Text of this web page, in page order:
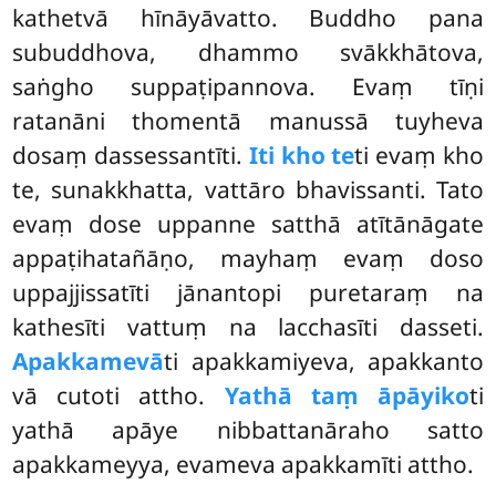
kathetvā hīnāyāvatto. Buddho pana
subuddhova, dhammo svākkhātova,
saṅgho suppaṭipannova. Evaṃ tīṇi
ratanāni thomentā manussā tuyheva
dosaṃ dassessantīti. Iti kho teti evaṃ kho
te, sunakkhatta, vattāro bhavissanti. Tato
evaṃ dose uppanne satthā atītānāgate
appaṭihatañāṇo, mayhaṃ evaṃ doso
uppajjissatīti jānantopi puretaraṃ na
kathesīti vattuṃ na lacchasīti dasseti.
Apakkamevāti apakkamiyeva, apakkanto
vā cutoti attho. Yathā taṃ āpāyikoti
yathā apāye nibbattanāraho satto
apakkameyya, evameva apakkamīti attho.